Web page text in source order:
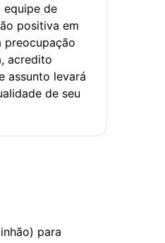
de
positiva em
preocupação
acredito
assunto levará
de seu
para